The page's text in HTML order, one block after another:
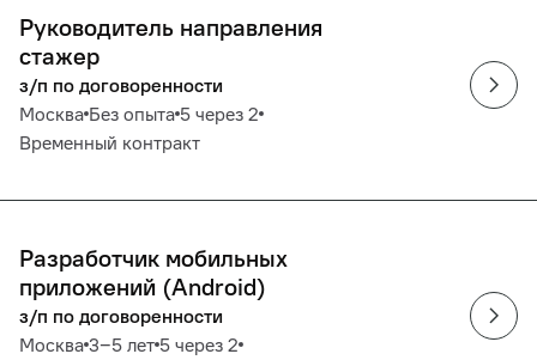
Руководитель направления
стажер
з/п по договоренности
Москва Без опыта 5 через 2
Временный контракт
Разработчик мобильных
приложений (Android)
з/п по договоренности
Москва 3‒5 лет 5 через 2